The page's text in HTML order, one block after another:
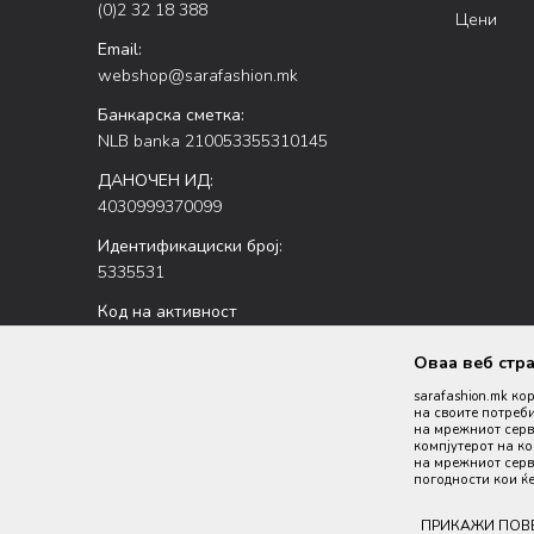
(0)2 32 18 388
Email:
webshop@sarafashion.mk
Банкарска сметка:
NLB banka 210053355310145
ДАНОЧЕН ИД:
4030999370099
Идентификациски број:
5335531
Код на активност
Цени
Настојуваме да бидеме што попрецизни во описот на
Оваа веб
sarafashion.mk
на своите
на мрежниот
компјутерот на
на мрежниот
погодности кои
ПРИКАЖИ